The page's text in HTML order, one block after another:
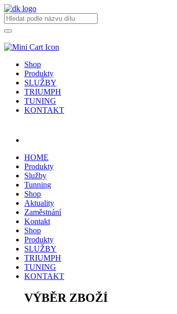
Shop
Produkty
SLUŽBY
TRIUMPH
TUNING
KONTAKT
HOME
Produkty
Služby
Tunning
Shop
Aktuality
Zaměstnání
Kontakt
Shop
Produkty
SLUŽBY
TRIUMPH
TUNING
KONTAKT
VÝBĚR ZBOŽÍ